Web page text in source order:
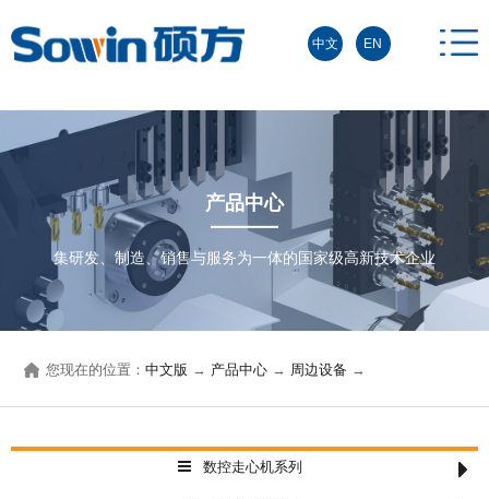
中文 EN
产品中心
集研发、制造、销售与服务为一体的国家级高新技术企业
您现在的位置：中文版 → 产品中心 → 周边设备 →
数控走心机系列